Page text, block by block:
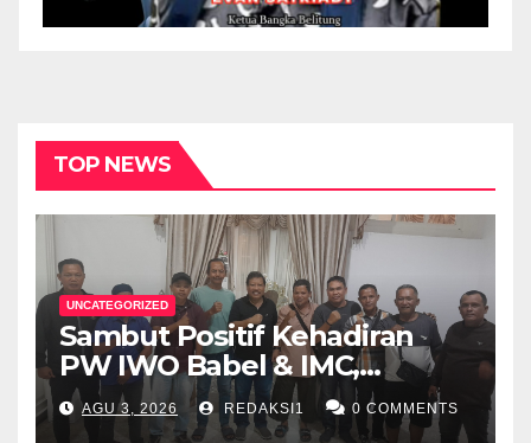
TOP NEWS
UNCATEGORIZED
Sambut Positif Kehadiran
PW IWO Babel & IMC,
Walikota Pangkalpinang
Apresiasi Peran Media Online
AGU 3, 2026 REDAKSI1 0 COMMENTS